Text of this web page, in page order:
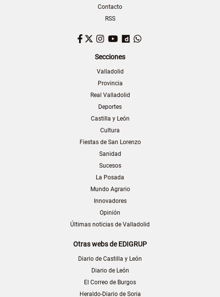
Contacto
RSS
Facebook
TwitterInstagram
YouTubeDailymotion
Secciones
Valladolid
Provincia
Real Valladolid
Deportes
Castilla y León
Cultura
Fiestas de San Lorenzo
Sanidad
Sucesos
La Posada
Mundo Agrario
Innovadores
Opinión
Últimas noticias de Valladolid
Otras webs de EDIGRUP
Diario de Castilla y León
Diario de León
El Correo de Burgos
Heraldo-Diario de Soria